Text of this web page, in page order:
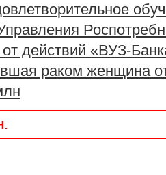
действий «ВУЗ-
раком женщина